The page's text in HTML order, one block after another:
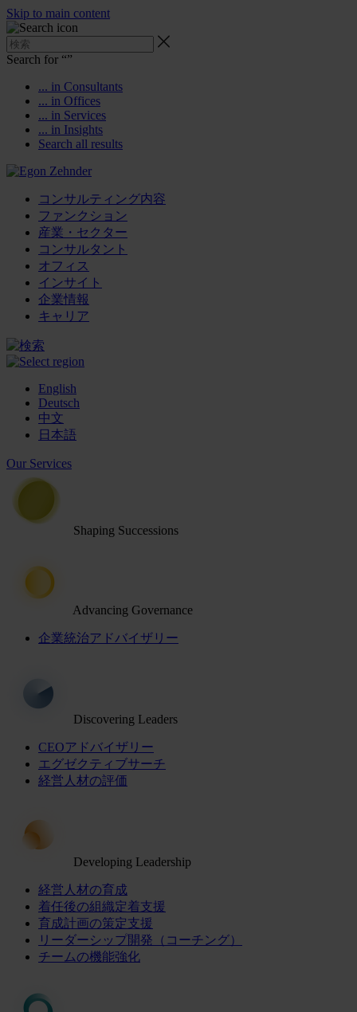
Skip to main content
Search for “”
... in Consultants
... in Offices
... in Services
... in Insights
Search all results
コンサルティング内容
ファンクション
産業・セクター
コンサルタント
オフィス
インサイト
企業情報
キャリア
English
Deutsch
中文
日本語
Our Services
Shaping Successions
Advancing Governance
企業統治アドバイザリー
Discovering Leaders
CEOアドバイザリー
エグゼクティブサーチ
経営人材の評価
Developing Leadership
経営人材の育成
着任後の組織定着支援
育成計画の策定支援
リーダーシップ開発（コーチング）
チームの機能強化